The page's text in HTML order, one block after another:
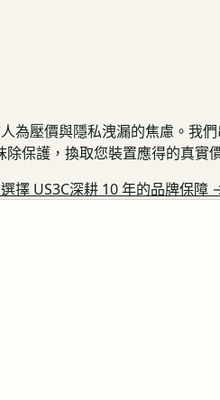
為壓價與隱私洩漏的焦慮。我
保護，換取您裝置應得的真實
擇 US3C深耕 10 年的品牌保障